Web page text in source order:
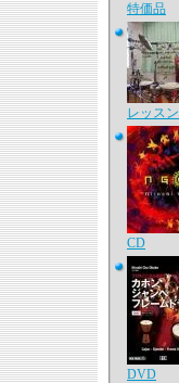
特価品
レッスン
CD
DVD